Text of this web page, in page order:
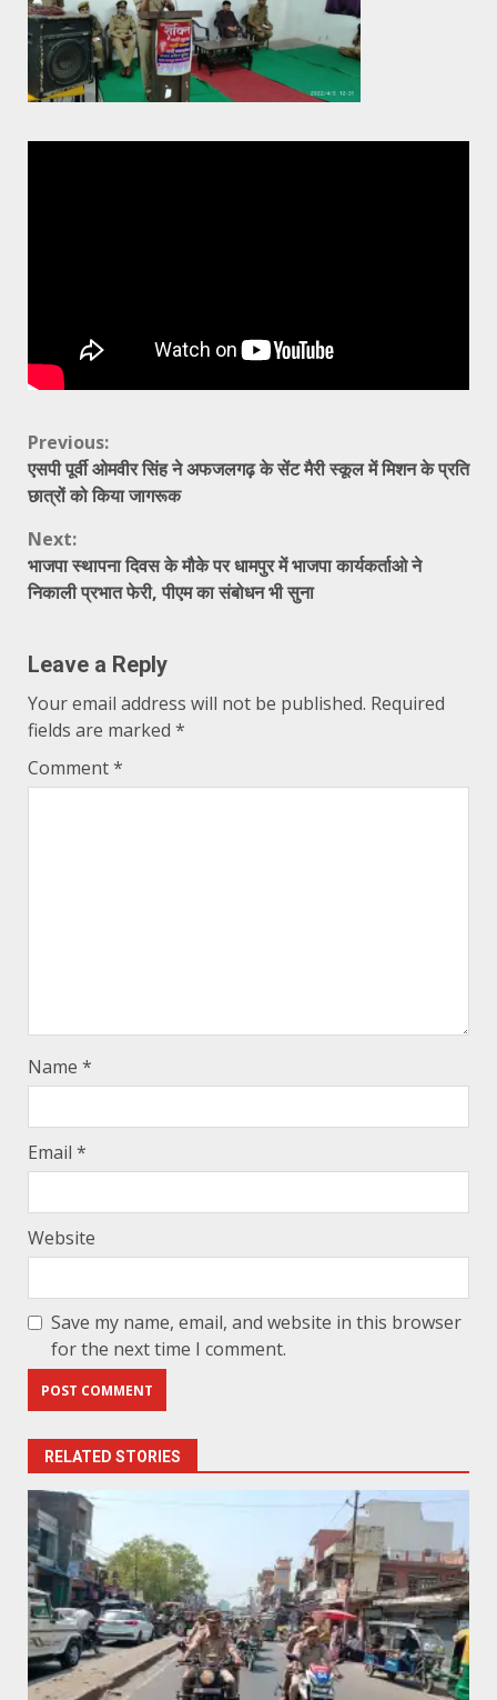
Continue
Reading
Previous:
एसपी पूर्वी ओमवीर सिंह ने अफजलगढ़ के सेंट मैरी स्कूल में मिशन के प्रति
छात्रों को किया जागरूक
Next:
भाजपा स्थापना दिवस के मौके पर धामपुर में भाजपा कार्यकर्ताओ ने
निकाली प्रभात फेरी, पीएम का संबोधन भी सुना
Leave a Reply
Your email address will not be published. Required
fields are marked *
Comment*
Name *
Email *
Website
Save my name, email, and website in this browser
for the next time I comment.
RELATED STORIES